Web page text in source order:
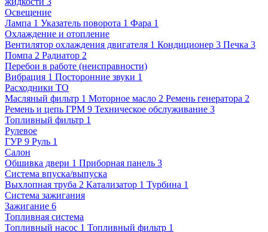
Освещение
Лампа 1 Указатель поворота 1 Фара 1
Охлаждение и отопление
Вентилятор охлаждения двигателя 1 Кондиционер 3 Печка 3
Помпа 2 Радиатор 2
Перебои в работе (неисправности)
Вибрация 1 Посторонние звуки 1
Расходники ТО
Масляный фильтр 1 Моторное масло 2 Ремень генератора 2
Ремень и цепь ГРМ 9 Техническое обслуживание 3
Топливный фильтр 1
Рулевое
ГУР 9 Руль 1
Салон
Обшивка двери 1 Приборная панель 3
Система впуска/выпуска
Выхлопная труба 2 Катализатор 1 Турбина 1
Система зажигания
Зажигание 6
Топливная система
Топливный насос 1 Топливный фильтр 1